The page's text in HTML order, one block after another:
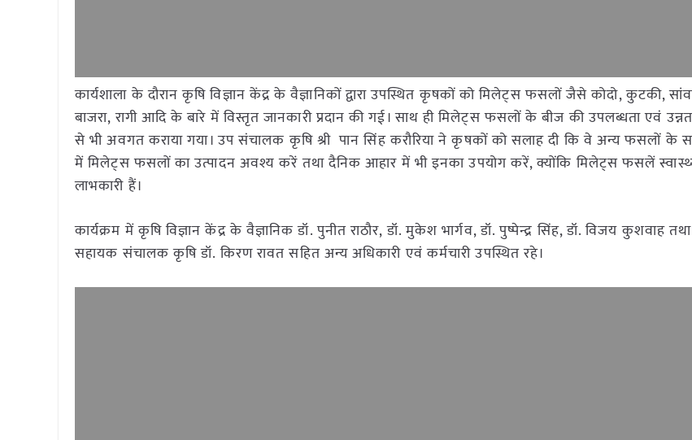
कार्यशाला के दौरान कृषि विज्ञान केंद्र के वैज्ञानिकों द्वारा उपस्थित कृषकों को मिलेट्स फसलों जैसे कोदो, कुटकी,
बाजरा, रागी आदि के बारे में विस्तृत जानकारी प्रदान की गई। साथ ही मिलेट्स फसलों के बीज की उपलब्धता एवं
से भी अवगत कराया गया। उप संचालक कृषि श्री पान सिंह करौरिया ने कृषकों को सलाह दी कि वे अन्य फसलों के
में मिलेट्स फसलों का उत्पादन अवश्य करें तथा दैनिक आहार में भी इनका उपयोग करें, क्योंकि मिलेट्स फसलें
लाभकारी हैं।
कार्यक्रम में कृषि विज्ञान केंद्र के वैज्ञानिक डॉ. पुनीत राठौर, डॉ. मुकेश भार्गव, डॉ. पुष्पेन्द्र सिंह, डॉ. विजय कुशवाह
सहायक संचालक कृषि डॉ. किरण रावत सहित अन्य अधिकारी एवं कर्मचारी उपस्थित रहे।